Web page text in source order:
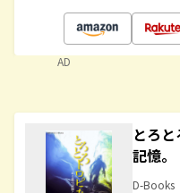
AD
とろ
記憶
D-Books